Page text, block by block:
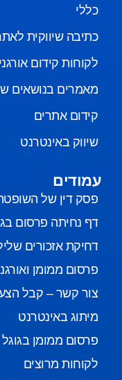
כללי
כתיבה שיווקית
לקוחות קידום אורגני
מאמרים בנושאים
קידום אתרים
שיווק באינטרנט
עמודים
פסק דין של
דף נחיתה פרסום
דחיקת אזכורים
פרסום ממומן
צור קשר – קבל
מיתוג באינטרנט
פרסום ממומן בגוגל
לקוחות מרוצים